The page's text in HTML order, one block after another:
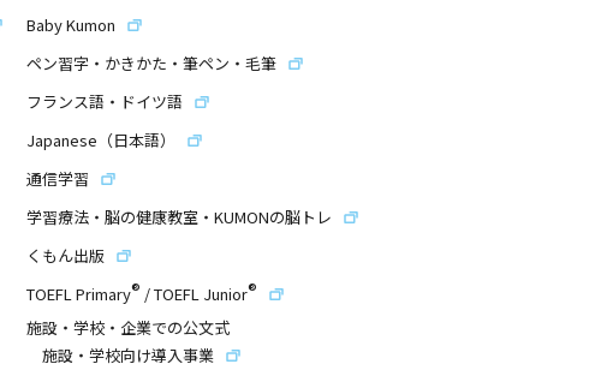
Baby Kumon
ペン習字・かきかた・筆ペン・毛筆
フランス語・ドイツ語
Japanese（日本語）
通信学習
学習療法・脳の健康教室・KUMONの脳トレ
くもん出版
TOEFL Primary® /TOEFL Junior®
施設・学校・企業での公文式
施設・学校向け導入事業